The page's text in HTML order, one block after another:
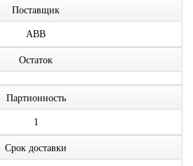
Поставщик
ABB
Остаток
Партионность
1
Срок доставки